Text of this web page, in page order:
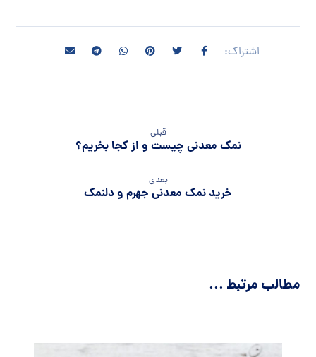
قبلی
نمک معدنی چیست و از کجا بخریم؟
بعدی
خرید نمک معدنی جهرم و دلنمک
مطالب مرتبط ...